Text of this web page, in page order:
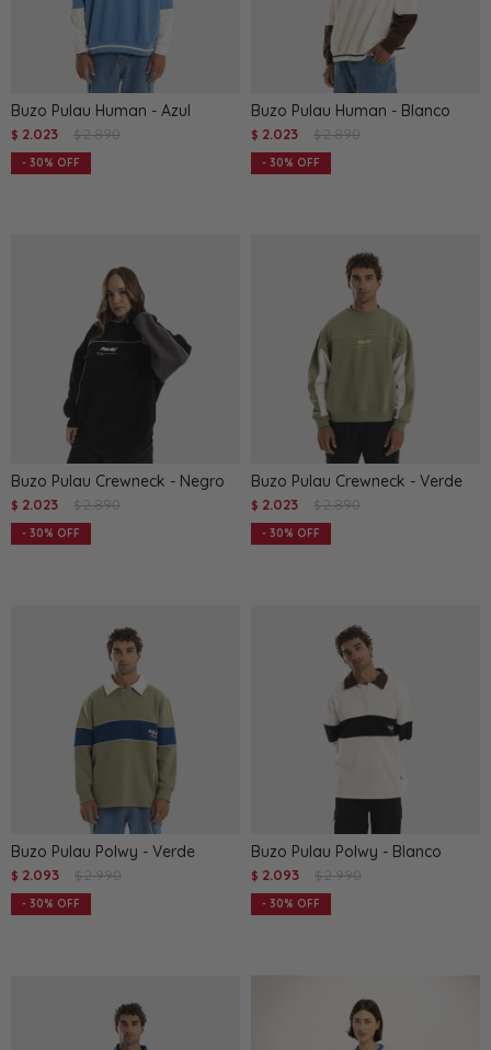
Buzo Pulau Human - Azul
$ 2.023 $ 2.890
30
Buzo Pulau Human - Blanco
$ 2.023 $ 2.890
30
Buzo Pulau Crewneck - Negro
$ 2.023 $ 2.890
30
Buzo Pulau Crewneck - Verde
$ 2.023 $ 2.890
30
Buzo Pulau Polwy - Verde
$ 2.093 $ 2.990
30
Buzo Pulau Polwy - Blanco
$ 2.093 $ 2.990
30